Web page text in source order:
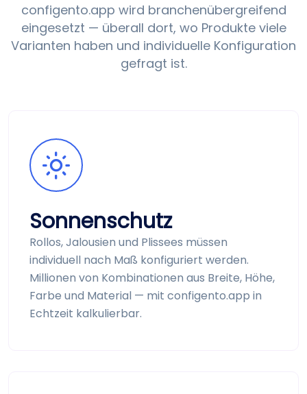
configento.app wird branchen­übergreifend
eingesetzt — überall dort, wo Produkte viele
Varianten haben und individuelle Konfiguration
gefragt ist.
Sonnenschutz
Rollos, Jalousien und Plissees müssen
individuell nach Maß konfiguriert werden.
Millionen von Kombinationen aus Breite, Höhe,
Farbe und Material — mit configento.app in
Echtzeit kalkulierbar.